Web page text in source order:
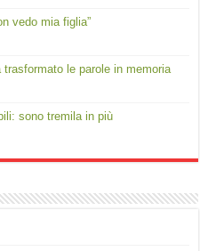
vedo mia figlia”
le parole in memoria
sono tremila in più